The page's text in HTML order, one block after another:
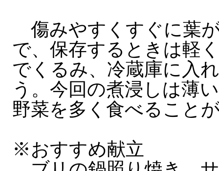
傷みやすくすぐに葉
で、保存するときは軽
でくるみ、冷蔵庫に入
う。今回の煮浸しは薄
野菜を多く食べること
※おすすめ献立